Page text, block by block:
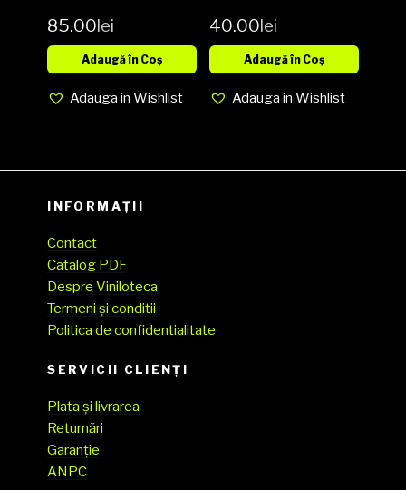
Album,
Reissue NOU
85.00lei
Adaugă în Coș
Adauga in Wishlist
Cover VG-
(SH)
40.00lei
Adaugă în Coș
Adauga in Wishlist
INFORMAȚII
Contact
Catalog PDF
Despre Viniloteca
Termeni și conditii
Politica de confidentialitate
SERVICII CLIENŢI
Plata și livrarea
Returnări
Garanție
ANPC